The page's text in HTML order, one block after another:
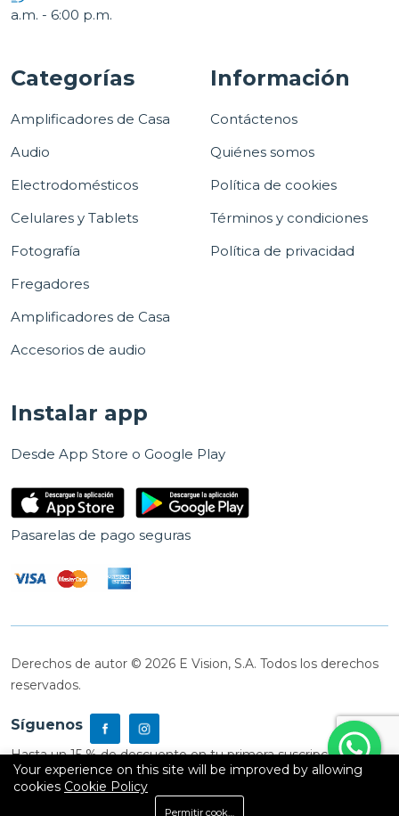
a.m. - 6:00 p.m.
Categorías
Amplificadores de Casa
Audio
Electrodomésticos
Celulares y Tablets
Fotografía
Fregadores
Amplificadores de Casa
Accesorios de audio
Información
Contáctenos
Quiénes somos
Política de cookies
Términos y condiciones
Política de privacidad
Instalar app
Desde App Store o Google Play
Pasarelas de pago seguras
Derechos de autor © 2026 E Vision, S.A. Todos los derechos
reservados.
Síguenos
Hasta un 15 % de descuento en tu primera suscripción
Your experience on this site will be improved by allowing
cookies Cookie Policy
Permitir cookies